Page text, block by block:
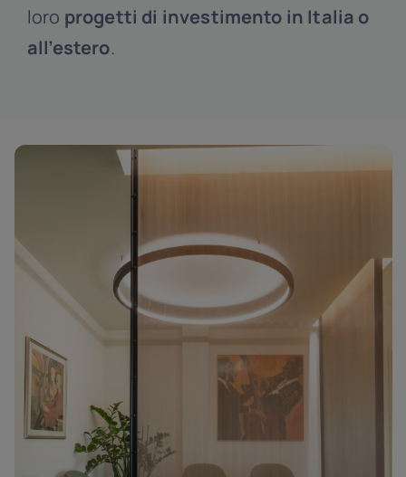
loro progetti di investimento in Italia o
all’estero.